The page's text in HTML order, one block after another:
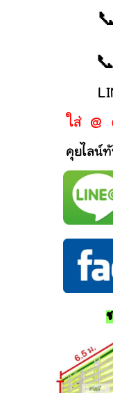
ใส่ @
คุยไลน์